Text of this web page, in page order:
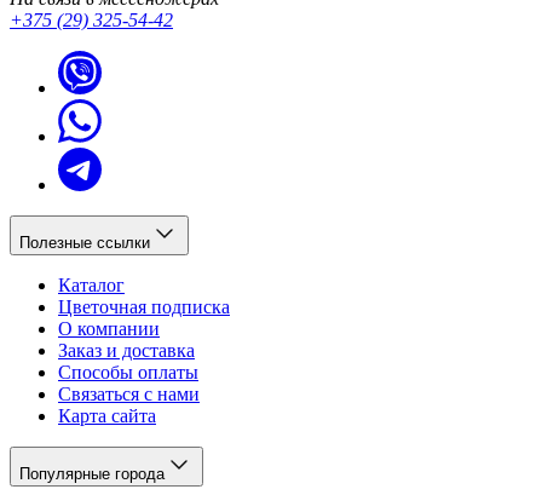
+375 (29) 325-54-42
Полезные ссылки
Каталог
Цветочная подписка
О компании
Заказ и доставка
Способы оплаты
Связаться с нами
Карта сайта
Популярные города